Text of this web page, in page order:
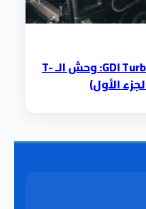
أعطال محرك كيا سبورتاج GDI Turbo: وحش الـ T-